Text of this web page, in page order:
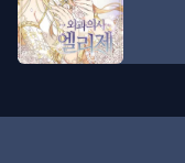
Chapter26